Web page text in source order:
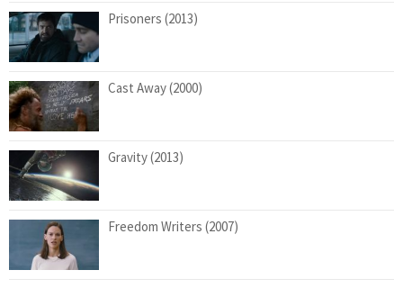
Prisoners (2013)
Cast Away (2000)
Gravity (2013)
Freedom Writers (2007)